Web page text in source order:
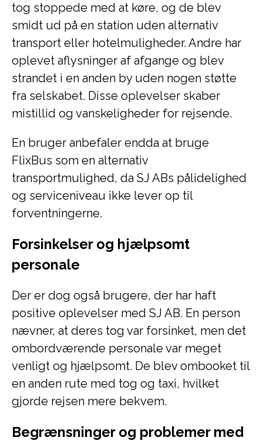
tog stoppede med at køre, og de blev
smidt ud på en station uden alternativ
transport eller hotelmuligheder. Andre har
oplevet aflysninger af afgange og blev
strandet i en anden by uden nogen støtte
fra selskabet. Disse oplevelser skaber
mistillid og vanskeligheder for rejsende.
En bruger anbefaler endda at bruge
FlixBus som en alternativ
transportmulighed, da SJ ABs pålidelighed
og serviceniveau ikke lever op til
forventningerne.
Forsinkelser og hjælpsomt
personale
Der er dog også brugere, der har haft
positive oplevelser med SJ AB. En person
nævner, at deres tog var forsinket, men det
ombordværende personale var meget
venligt og hjælpsomt. De blev ombooket til
en anden rute med tog og taxi, hvilket
gjorde rejsen mere bekvem.
Begrænsninger og problemer med